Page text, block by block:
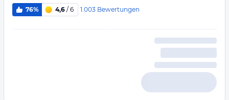
76% 4,6 / 6 1.003 Bewertungen